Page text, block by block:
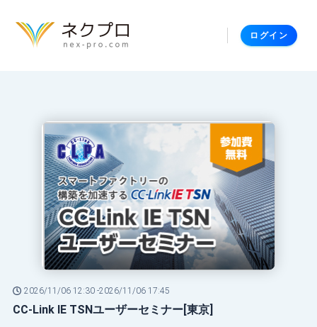
ログイン
2026/11/06 12:30 -2026/11/06 17:45
CC-Link IE TSNユーザーセミナー[東京]